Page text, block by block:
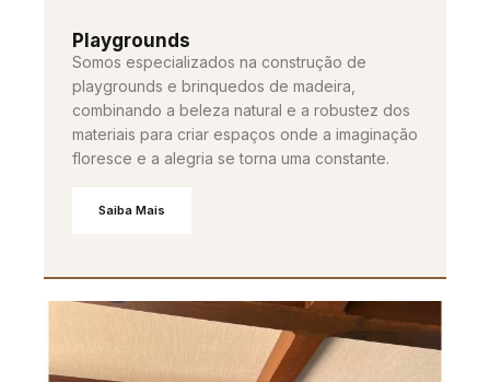
Playgrounds
Somos especializados na construção de
playgrounds e brinquedos de madeira,
combinando a beleza natural e a robustez dos
materiais para criar espaços onde a imaginação
floresce e a alegria se torna uma constante.
Saiba Mais